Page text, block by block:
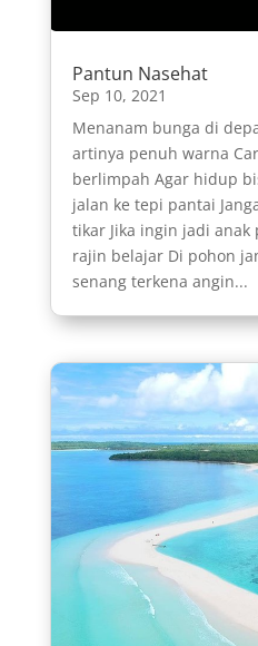
Pantun Nasehat
Sep 10, 2021
Menanam bunga di
artinya penuh warna
berlimpah Agar hidup
jalan ke tepi pantai
tikar Jika ingin jadi anak
rajin belajar Di pohon
senang terkena angin...